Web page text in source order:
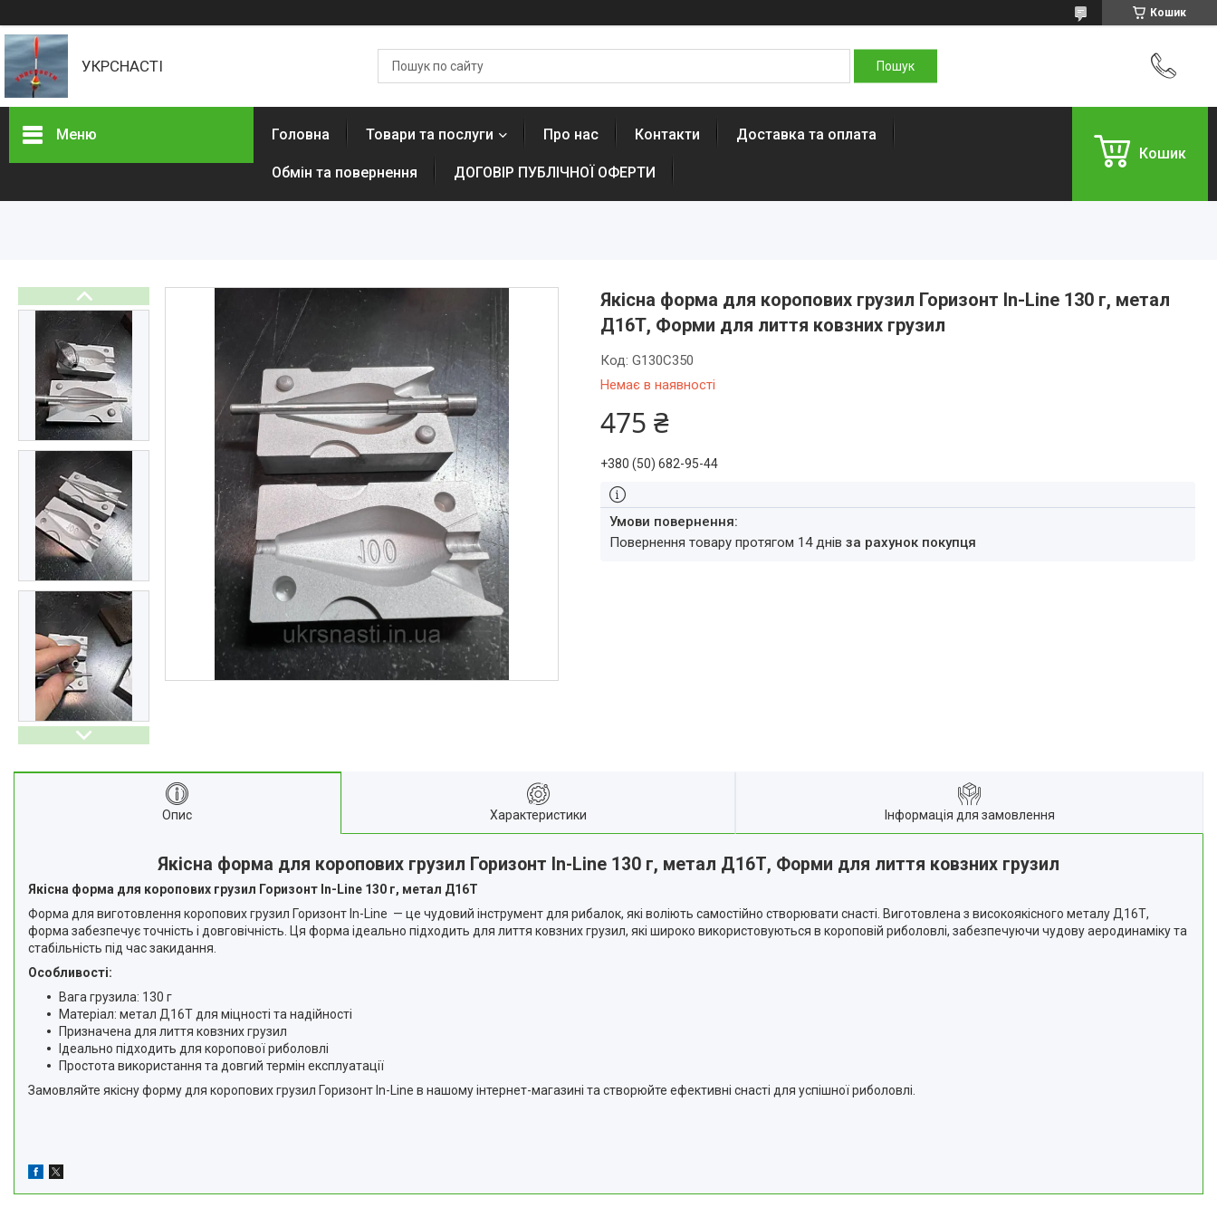
Кошик
УКРСНАСТІ
Меню Головна Товари та послуги Про нас Контакти Доставка та оплата
Обмін та повернення ДОГОВІР ПУБЛІЧНОЇ ОФЕРТИ
Кошик
Якісна форма для коропових грузил Горизонт In-Line 130 г, метал
Д16Т, Форми для лиття ковзних грузил
Немає в наявності
Код: G130С350
475 ₴
+380 (50) 682-95-44
повернення товару протягом 14 днів за рахунок покупця
Опис Характеристики Інформація для замовлення
Якісна форма для коропових грузил Горизонт In-Line 130 г, метал Д16Т, Форми для лиття ковзних грузил
Якісна форма для коропових грузил Горизонт In-Line 130 г, метал Д16Т
Форма для виготовлення коропових грузил Горизонт In-Line — це чудовий інструмент для рибалок, які воліють самостійно створювати снасті. Виготовлена з високоякісного металу Д16Т,
форма забезпечує точність і довговічність. Ця форма ідеально підходить для лиття ковзних грузил, які широко використовуються в короповій риболовлі, забезпечуючи чудову аеродинаміку та
стабільність під час закидання.
Особливості:
Вага грузила: 130 г
Матеріал: метал Д16Т для міцності та надійності
Призначена для лиття ковзних грузил
Ідеально підходить для коропової риболовлі
Простота використання та довгий термін експлуатації
Замовляйте якісну форму для коропових грузил Горизонт In-Line в нашому інтернет-магазині та створюйте ефективні снасті для успішної риболовлі.